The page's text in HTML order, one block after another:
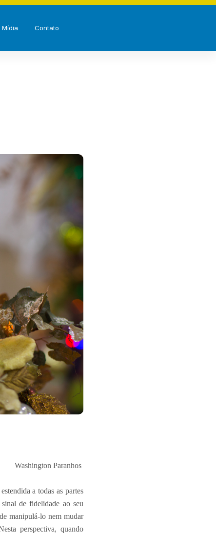
Mídia Contato
Washington Paranhos
a todas as partes
de fidelidade ao seu
manipulá-lo nem mudar
perspectiva, quando